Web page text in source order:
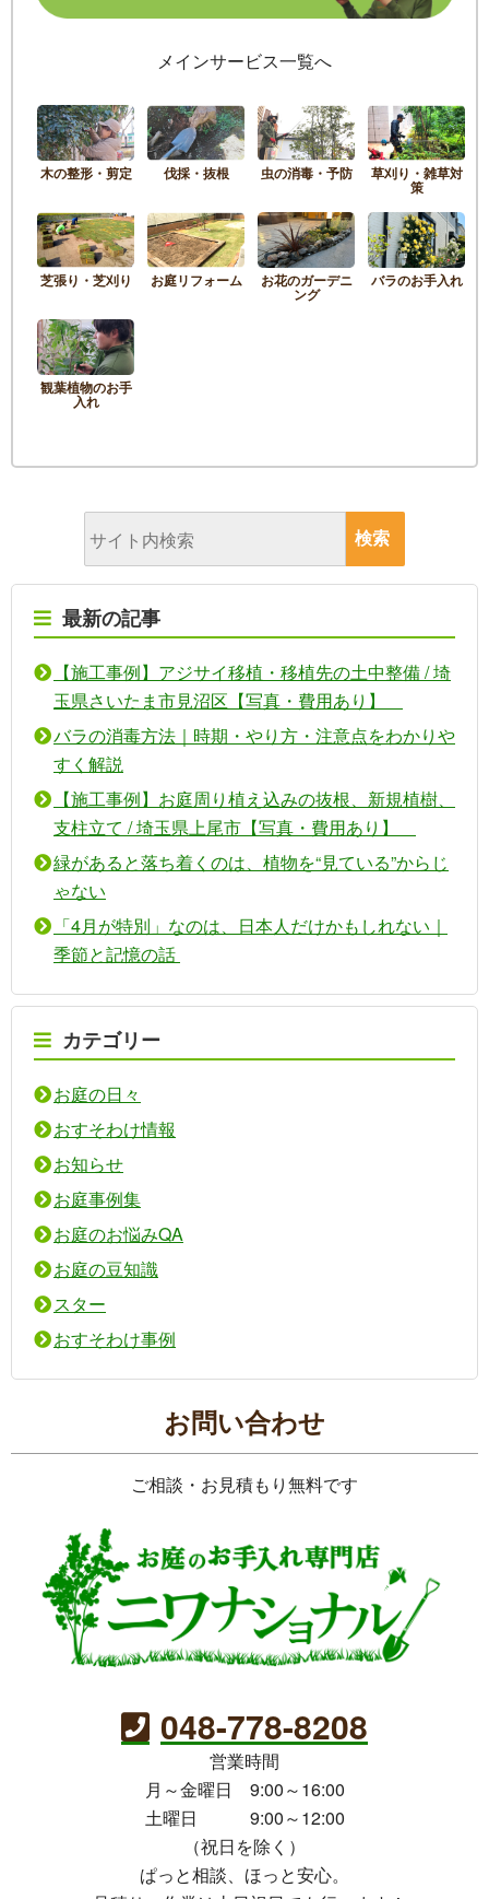
メインサービス一覧へ
木の整形・剪定 伐採・抜根 虫の消毒・予防 草刈り・雑草対
策
芝張り・芝刈り お庭リフォーム お花のガーデニ
ング
バラのお手入れ
観葉植物のお手
入れ
最新の記事
【施工事例】アジサイ移植・移植先の土中整備 / 埼
玉県さいたま市見沼区【写真・費用あり】
バラの消毒方法｜時期・やり方・注意点をわかりや
すく解説
【施工事例】お庭周り植え込みの抜根、新規植樹、
支柱立て / 埼玉県上尾市【写真・費用あり】
緑があると落ち着くのは、植物を“見ている”からじ
ゃない
「4月が特別」なのは、日本人だけかもしれない｜
季節と記憶の話
カテゴリー
お庭の日々
おすそわけ情報
お知らせ
お庭事例集
お庭のお悩みQA
お庭の豆知識
スター
おすそわけ事例
お問い合わせ
ご相談・お見積もり無料です
048-778-8208
営業時間
月～金曜日 9:00～16:00
土曜日 9:00～12:00
（祝日を除く）
ぱっと相談、ほっと安心。